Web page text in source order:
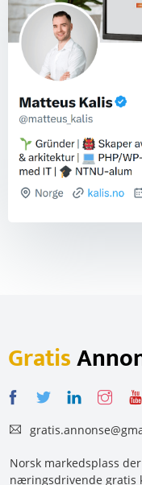
Gratis
Norsk markedsplass
næringsdrivende gratis